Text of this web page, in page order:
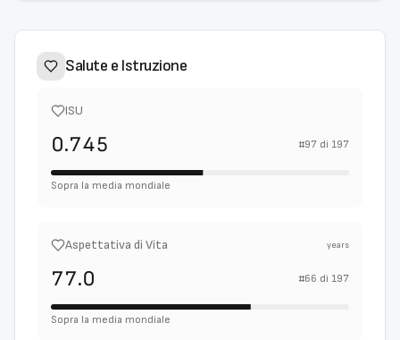
Salute e Istruzione
ISU
0.745 #97 di 197
Sopra la media mondiale
Aspettativa di Vita years
77.0 #66 di 197
Sopra la media mondiale